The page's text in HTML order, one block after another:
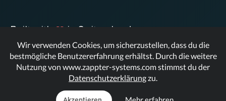
Built with in Switzerland.
© Zappter
Wir verwenden Cookies, um sicherzustellen, dass du die
bestmögliche Benutzererfahrung erhältst. Durch die weitere
Nutzung von www.zappter-systems.com stimmst du der
Datenschutzerklärungzu.